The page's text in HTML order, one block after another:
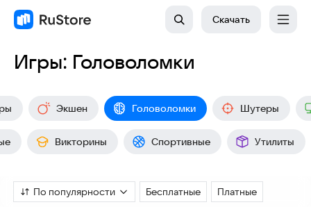
Скачать
Игры: Головоломки
Экшен Головоломки Шутеры
Викторины Спортивные Утилиты
По популярности Бесплатные Платные